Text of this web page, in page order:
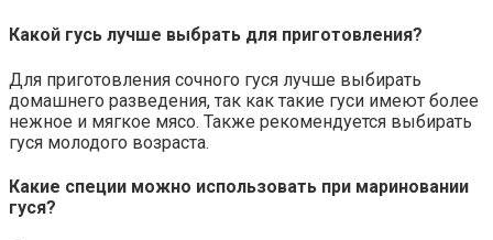
Какой гусь лучше выбрать для приготовления?
Для приготовления сочного гуся лучше выбирать
домашнего разведения, так как такие гуси имеют более
нежное и мягкое мясо. Также рекомендуется выбирать
гуся молодого возраста.
Какие специи можно использовать при мариновании
гуся?